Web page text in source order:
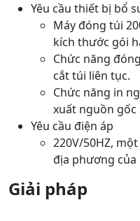
Yêu cầu thiết bị bổ
Máy đóng túi
kích thước gói
Chức năng
cắt túi liên tục.
Chức năng in
xuất nguồn gốc
Yêu cầu điện áp
220V/50HZ,
địa phương của
Giải pháp